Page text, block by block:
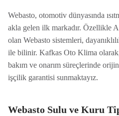
Webasto, otomotiv dünyasında
akla gelen ilk markadır. Özellikle
olan Webasto sistemleri,
ile bilinir. Kafkas Oto Klima
bakım ve onarım süreçlerinde
işçilik garantisi sunmaktayız.
Webasto Sulu ve Kuru